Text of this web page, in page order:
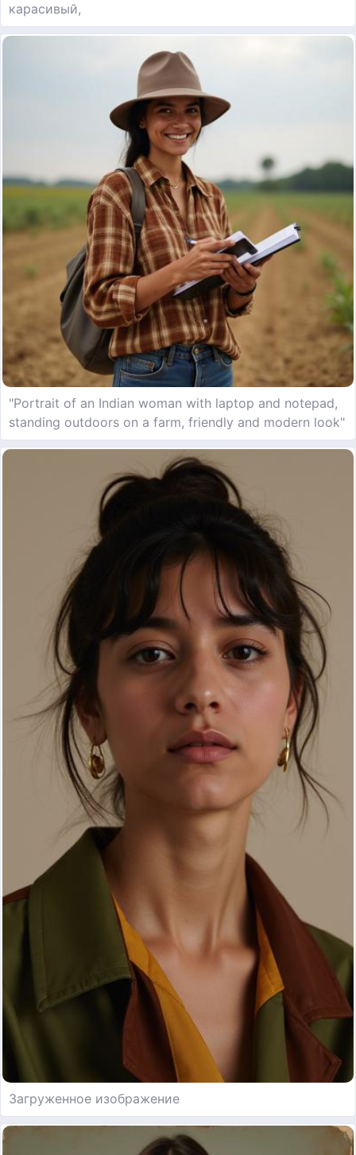
карасивый,
"Portrait of an Indian woman with laptop and notepad,
standing outdoors on a farm, friendly and modern look"
Загруженное изображение